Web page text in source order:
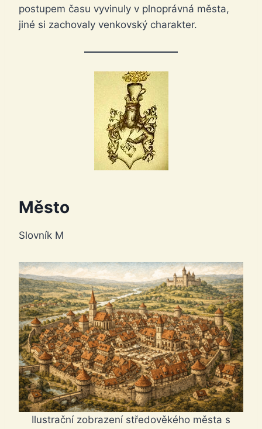
postupem času vyvinuly v plnoprávná města,
jiné si zachovaly venkovský charakter.
Město
Slovník M
Ilustrační zobrazení středověkého města s